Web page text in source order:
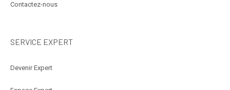
Contactez-nous
SERVICE EXPERT
Devenir Expert